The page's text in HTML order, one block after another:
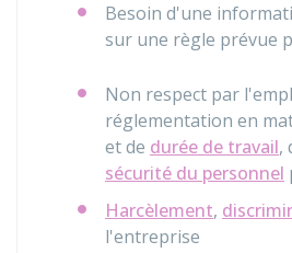
Besoin d'une
sur une règle prévue
Non respect par
réglementation en
et de durée de travail,
sécurité du personnel
Harcèlement,
l'entreprise